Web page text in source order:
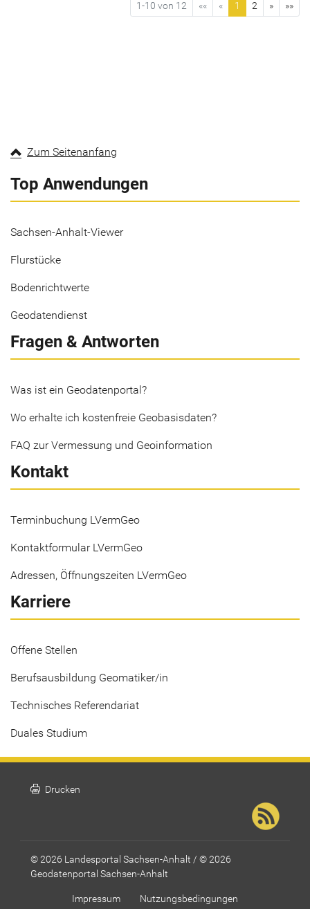
1-10 von 12 «« « 1 2 » »»
Zum Seitenanfang
Top Anwendungen
Sachsen-Anhalt-Viewer
Flurstücke
Bodenrichtwerte
Geodatendienst
Fragen & Antworten
Was ist ein Geodatenportal?
Wo erhalte ich kostenfreie Geobasisdaten?
FAQ zur Vermessung und Geoinformation
Kontakt
Terminbuchung LVermGeo
Kontaktformular LVermGeo
Adressen, Öffnungszeiten LVermGeo
Karriere
Offene Stellen
Berufsausbildung Geomatiker/in
Technisches Referendariat
Duales Studium
print Drucken
© 2026 Landesportal Sachsen-Anhalt / © 2026
Geodatenportal Sachsen-Anhalt
Impressum
Nutzungsbedingungen